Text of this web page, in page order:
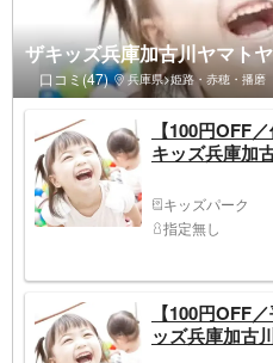
ザキッズ兵庫加古川ヤマト
口コミ(47) 兵庫県>姫路・赤穂・播磨
【100円OFF
キッズ兵庫加
キッズパーク
指定無し
【100円OFF
ッズ兵庫加古